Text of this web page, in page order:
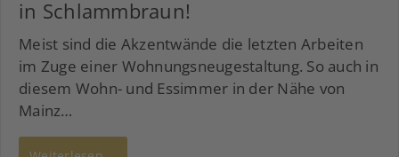
in Schlammbraun!
Meist sind die Akzentwände die letzten Arbeiten
im Zuge einer Wohnungsneugestaltung. So auch in
diesem Wohn- und Essimmer in der Nähe von
Mainz…